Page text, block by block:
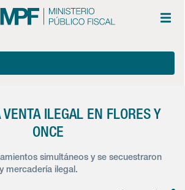
VENTA ILEGAL EN FLORES Y
ONCE
simultáneos y se secuestraron
mercadería ilegal.